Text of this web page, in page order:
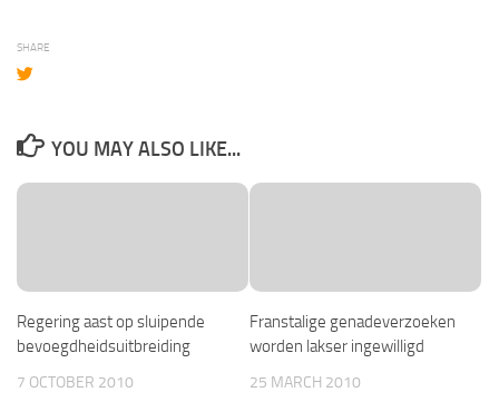
SHARE
YOU MAY ALSO LIKE...
Regering aast op sluipende
bevoegdheidsuitbreiding
7 OCTOBER 2010
Franstalige genadeverzoeken
worden lakser ingewilligd
25 MARCH 2010